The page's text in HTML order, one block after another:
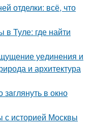
отделки: всё, что
в Туле: где найти
уединения и
и архитектура
в окно
с историей Москвы